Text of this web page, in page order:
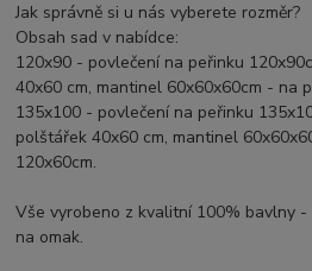
Jak správně si u nás vyberete rozměr?
Obsah sad v nabídce:
120x90 - povlečení na peřinku
40x60 cm, mantinel 60x60x60cm - na
135x100 - povlečení na peřinku
polštářek 40x60 cm, mantinel
120x60cm.
Vše vyrobeno z kvalitní 100% bavlny -
na omak.